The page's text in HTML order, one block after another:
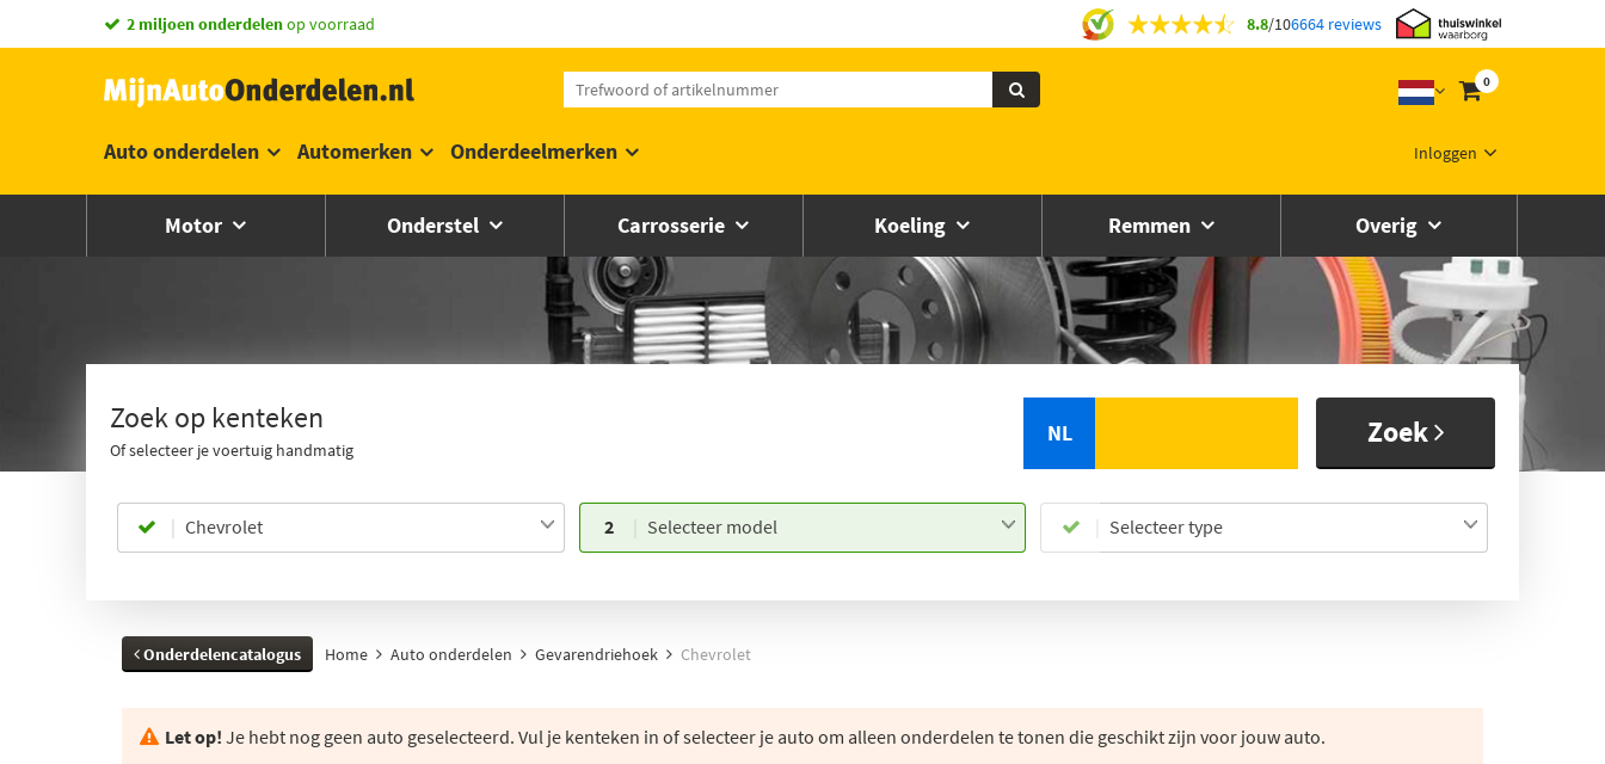
2 miljoen onderdelenop voorraad 8.8/106664 reviews
0
Inloggen
Auto onderdelen Automerken Onderdeelmerken
Motor Onderstel Carrosserie Koeling Remmen Overig
Zoek op kenteken
Of selecteer je voertuig handmatig
NL Zoek
Chevrolet 2 Selecteer model Selecteer type
Onderdelencatalogus Home Auto onderdelen Gevarendriehoek Chevrolet
Let op! Je hebt nog geen auto geselecteerd. Vul je kenteken in of selecteer je auto om alleen onderdelen te tonen die geschikt zijn voor jouw auto.